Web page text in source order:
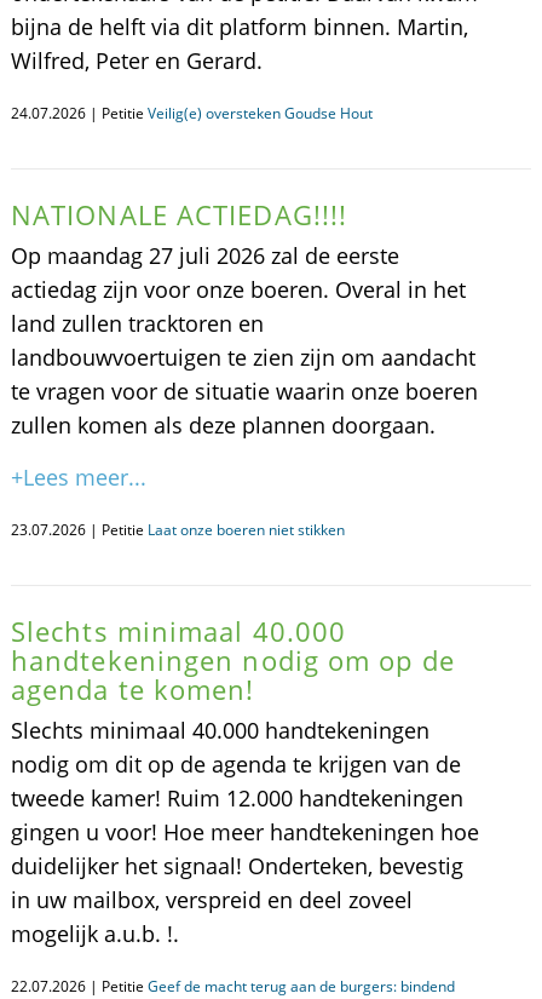
bijna de helft via dit platform binnen. Martin,
Wilfred, Peter en Gerard.
24.07.2026 | Petitie Veilig(e) oversteken Goudse Hout
NATIONALE ACTIEDAG!!!!
Op maandag 27 juli 2026 zal de eerste
actiedag zijn voor onze boeren. Overal in het
land zullen tracktoren en
landbouwvoertuigen te zien zijn om aandacht
te vragen voor de situatie waarin onze boeren
zullen komen als deze plannen doorgaan.
+Lees meer...
23.07.2026 | Petitie Laat onze boeren niet stikken
Slechts minimaal 40.000
handtekeningen nodig om op de
agenda te komen!
Slechts minimaal 40.000 handtekeningen
nodig om dit op de agenda te krijgen van de
tweede kamer! Ruim 12.000 handtekeningen
gingen u voor! Hoe meer handtekeningen hoe
duidelijker het signaal! Onderteken, bevestig
in uw mailbox, verspreid en deel zoveel
mogelijk a.u.b. !.
22.07.2026 | Petitie Geef de macht terug aan de burgers: bindend